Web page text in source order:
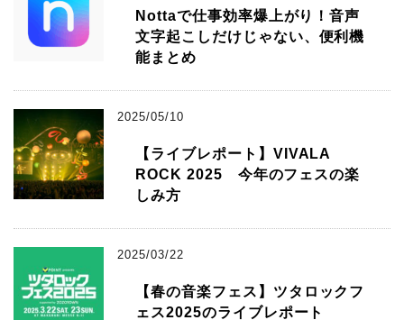
Nottaで仕事効率爆上がり！音声
文字起こしだけじゃない、便利機
能まとめ
2025/05/10
【ライブレポート】VIVALA
ROCK 2025 今年のフェスの楽
しみ方
2025/03/22
【春の音楽フェス】ツタロックフ
ェス2025のライブレポート